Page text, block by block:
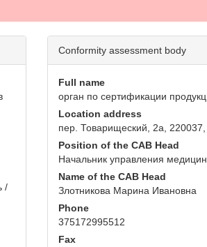
/
Conformity assessment body
Full name
орган по сертификации
Location address
пер. Товарищеский, 2а, 220037,
Position of the CAB Head
Начальник управления
Name of the CAB Head
Злотникова Марина Ивановна
Phone
375172995512
Fax